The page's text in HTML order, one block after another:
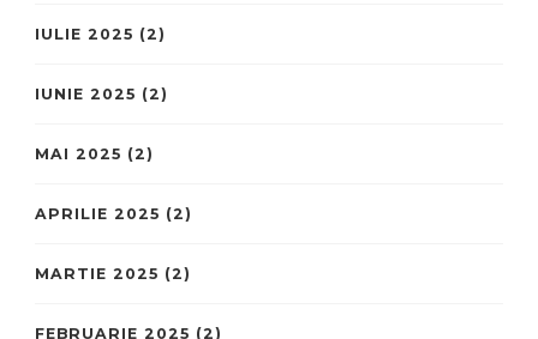
IULIE 2025 (2)
IUNIE 2025 (2)
MAI 2025 (2)
APRILIE 2025 (2)
MARTIE 2025 (2)
FEBRUARIE 2025 (2)